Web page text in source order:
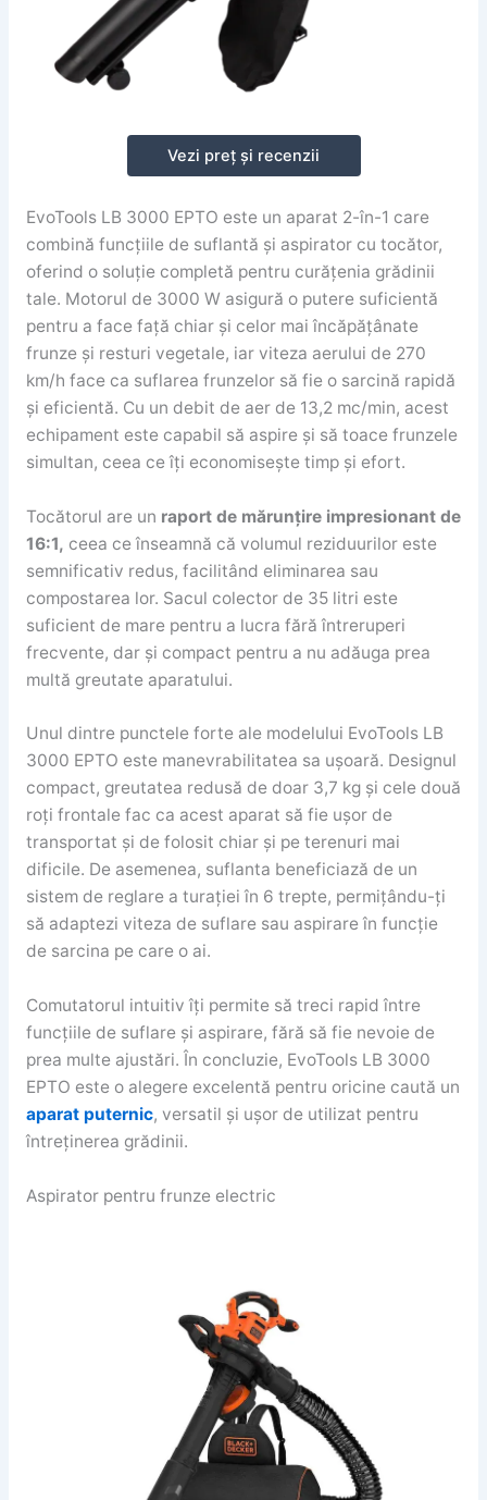
Vezi preț și recenzii
EvoTools LB 3000 EPTO este un aparat 2-în-1 care
combină funcțiile de suflantă și aspirator cu tocător,
oferind o soluție completă pentru curățenia grădinii
tale. Motorul de 3000 W asigură o putere suficientă
pentru a face față chiar și celor mai încăpățânate
frunze și resturi vegetale, iar viteza aerului de 270
km/h face ca suflarea frunzelor să fie o sarcină rapidă
și eficientă. Cu un debit de aer de 13,2 mc/min, acest
echipament este capabil să aspire și să toace frunzele
simultan, ceea ce îți economisește timp și efort.
Tocătorul are un raport de mărunțire impresionant de
16:1, ceea ce înseamnă că volumul reziduurilor este
semnificativ redus, facilitând eliminarea sau
compostarea lor. Sacul colector de 35 litri este
suficient de mare pentru a lucra fără întreruperi
frecvente, dar și compact pentru a nu adăuga prea
multă greutate aparatului.
Unul dintre punctele forte ale modelului EvoTools LB
3000 EPTO este manevrabilitatea sa ușoară. Designul
compact, greutatea redusă de doar 3,7 kg și cele două
roți frontale fac ca acest aparat să fie ușor de
transportat și de folosit chiar și pe terenuri mai
dificile. De asemenea, suflanta beneficiază de un
sistem de reglare a turației în 6 trepte, permițându-ți
să adaptezi viteza de suflare sau aspirare în funcție
de sarcina pe care o ai.
Comutatorul intuitiv îți permite să treci rapid între
funcțiile de suflare și aspirare, fără să fie nevoie de
prea multe ajustări. În concluzie, EvoTools LB 3000
EPTO este o alegere excelentă pentru oricine caută un
aparat puternic, versatil și ușor de utilizat pentru
întreținerea grădinii.
Aspirator pentru frunze electric